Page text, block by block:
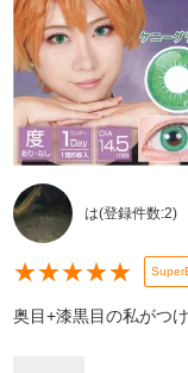
は(登録件数:2)
★★★★★
奥目+漆黒目の私がつ